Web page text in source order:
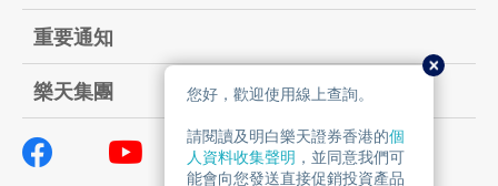
重要通知
樂天集團